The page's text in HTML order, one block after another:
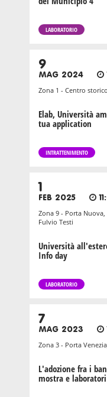
LABORATORIO
9
MAG 2024
Zona 1 - Centro storico
Elab, Università
tua application
INTRATTENIMENTO
1
FEB 2025
Zona 9 - Porta
Fulvio Testi
Università
Info day
LABORATORIO
7
MAG 2023
Zona 3 - Porta
L'adozione fra i
mostra e